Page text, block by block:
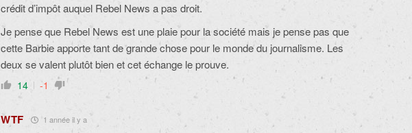
crédit d’impôt auquel Rebel News a pas droit.
Je pense que Rebel News est une plaie pour la société mais je pense pas que
cette Barbie apporte tant de grande chose pour le monde du journalisme. Les
deux se valent plutôt bien et cet échange le prouve.
14 -1
WTF 1 année il y a